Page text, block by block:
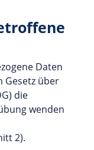
Daten
Gesetz über
die
wenden
2).